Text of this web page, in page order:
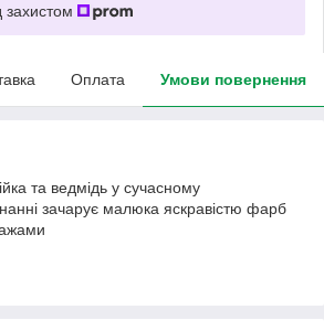
захистом
Оплата Умови повернення
та ведмідь у сучасному
зачарує малюка яскравістю фарб